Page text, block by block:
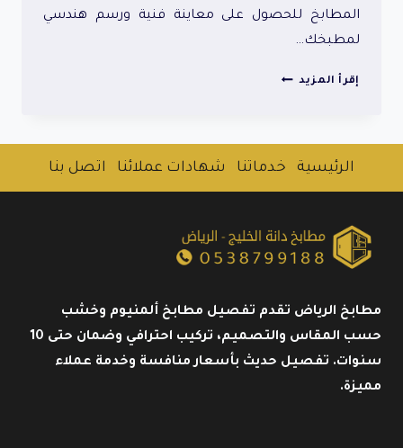
المطابخ للحصول على معاينة فنية ورسم هندسي
لمطبخك…
إقرأ المزيد اشكال
الرئيسية خدماتنا شهادات عملائنا اتصل بنا
مطابخ الرياض تقدم تفصيل مطابخ ألمنيوم وخشب
حسب المقاس والتصميم، تركيب احترافي وضمان حتى 10
سنوات. تفصيل حديث بأسعار منافسة وخدمة عملاء
مميزة.